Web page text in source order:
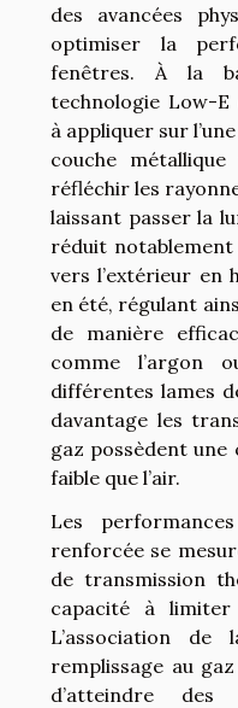
des avancées
optimiser la
fenêtres. À la
technologie Low-E
à appliquer sur
couche
réfléchir les
laissant passer la
réduit
vers l’extérieur en
en été, régulant
de manière
comme l’argon
différentes lames
davantage les
gaz possèdent une
faible que l’air.
Les
renforcée se
de transmission
capacité à limiter
L’association
remplissage au
d’atteindre